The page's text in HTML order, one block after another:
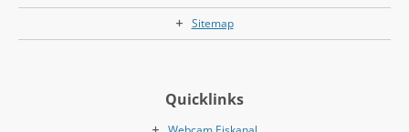
Sitemap
Quicklinks